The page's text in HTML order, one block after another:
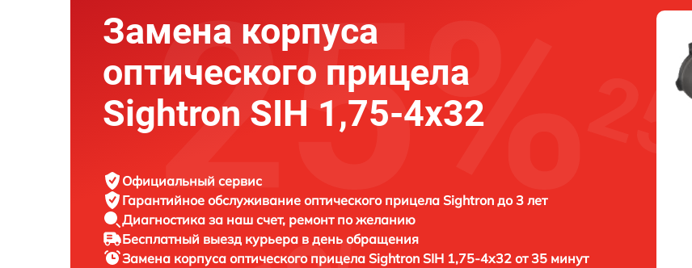
Замена корпуса
оптического прицела
Sightron SIH 1,75-4x32
Официальный сервис
Гарантийное обслуживание оптического прицела Sightron до 3 лет
Диагностика за наш счет, ремонт по желанию
Бесплатный выезд курьера в день обращения
Замена корпуса оптического прицела Sightron SIH 1,75-4x32 от 35 минут